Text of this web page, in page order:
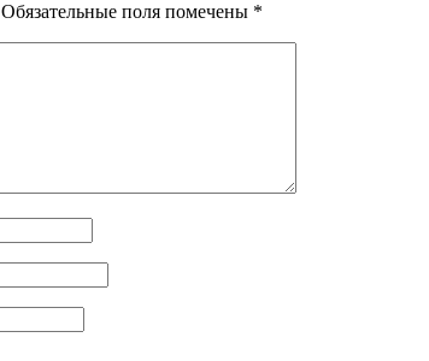
Обязательные поля помечены *